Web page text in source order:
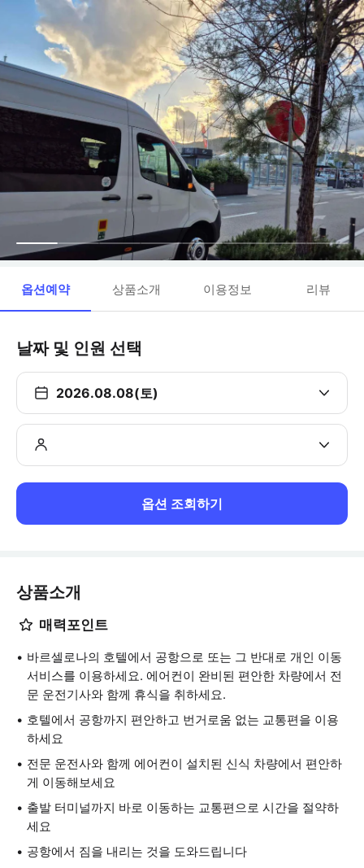
옵션예약 상품소개 이용정보 리뷰
날짜 및 인원 선택
2026.08.08(토)
옵션 조회하기
상품소개
매력포인트
바르셀로나의 호텔에서 공항으로 또는 그 반대로 개인 이동
서비스를 이용하세요. 에어컨이 완비된 편안한 차량에서 전
문 운전기사와 함께 휴식을 취하세요.
호텔에서 공항까지 편안하고 번거로움 없는 교통편을 이용
하세요
전문 운전사와 함께 에어컨이 설치된 신식 차량에서 편안하
게 이동해보세요
출발 터미널까지 바로 이동하는 교통편으로 시간을 절약하
세요
공항에서 짐을 내리는 것을 도와드립니다